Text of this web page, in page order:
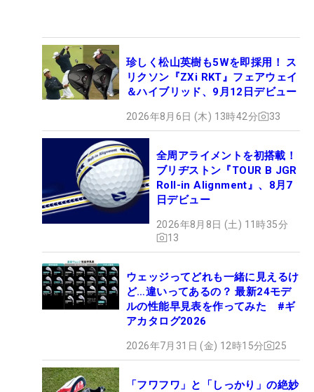
珍しく松山英樹も5Wを即採用！ ス
リクソン『ZXi RKT』フェアウェイ
＆ハイブリッド、9月12日デビュー
2026年8月6日 (木) 13時42分 33
全周アライメントを初搭載！
ブリヂストン『TOUR B JGR
Roll-in Alignment』、8月7
日デビュー
2026年8月8日 (土) 11時35分
13
ウェッジってどれも一緒に見えるけ
ど…違いってあるの？ 最新24モデ
ルの性能早見表を作ってみた #ギ
アカタログ2026
2026年7月31日 (金) 12時15分 25
「フワフワ」と「しっかり」の絶妙